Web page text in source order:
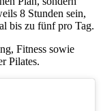
8 Stunden sein,
bis zu fünf pro Tag.
Fitness sowie
Pilates.